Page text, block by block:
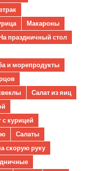
Макароны
праздничный стол
и морепродукты
Салат из яиц
с курицей
Салаты
скорую руку